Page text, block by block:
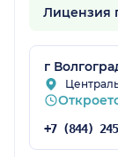
Лицензия
г